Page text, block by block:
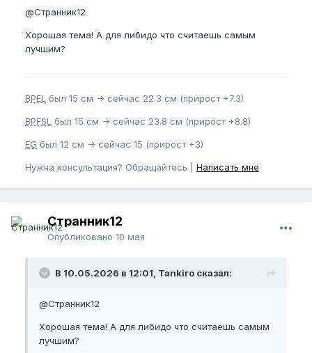
(полезно гипотоникам), избавляет от сонливости.
4. Трибулус
Самый известный растительный стимулятор
лютеинизирующего гормона.
Помогает быстрее восстанавливаться после
тренировок, способствует росту сухой мышечной
Значительно повышает половое влечение как у
мужчин, так и у женщин.
Так же делаю разные многосоставные настойки,
вариантов. Смотря какая цель
И сейчас ещё сделал афродизиак, по составу
очень крутой, на днях уже будет готов, опробую и
@Странник12
Хорошая тема! А для либидо что считаешь самым
лучшим?
BPEL был 15 см -> сейчас 22.3 см (прирост +7.3)
BPFSL был 15 см -> сейчас 23.8 см (прирост +8.8)
EG был 12 см -> сейчас 15 (прирост +3)
Нужна консультация? Обращайтесь | Написать мне
Странник12
Опубликовано 10 мая
В 10.05.2026 в 12:01, Tankiro сказал:
@Странник12
Хорошая тема! А для либидо что считаешь самым
лучшим?